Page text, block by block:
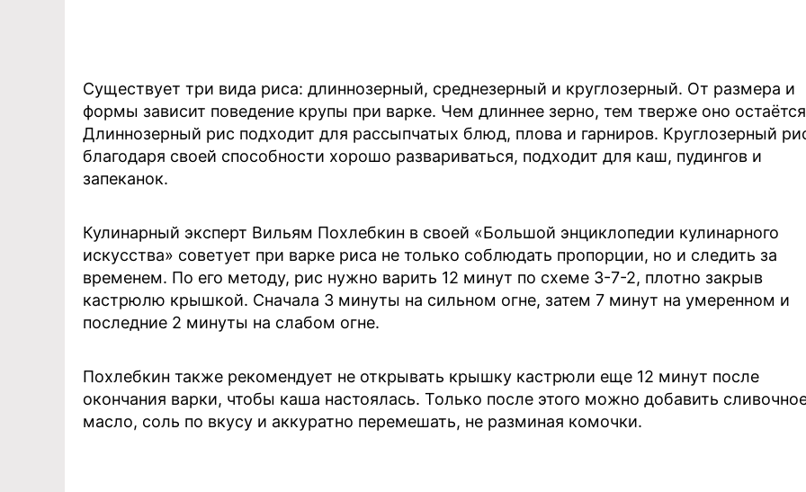
Существует три вида риса: длиннозерный, среднезерный и круглозерный. От размера и
формы зависит поведение крупы при варке. Чем длиннее зерно, тем тверже оно
Длиннозерный рис подходит для рассыпчатых блюд, плова и гарниров. Круглозерный
благодаря своей способности хорошо развариваться, подходит для каш, пудингов и
запеканок.
Кулинарный эксперт Вильям Похлебкин в своей «Большой энциклопедии кулинарного
искусства» советует при варке риса не только соблюдать пропорции, но и следить за
временем. По его методу, рис нужно варить 12 минут по схеме 3-7-2, плотно закрыв
кастрюлю крышкой. Сначала 3 минуты на сильном огне, затем 7 минут на умеренном и
последние 2 минуты на слабом огне.
Похлебкин также рекомендует не открывать крышку кастрюли еще 12 минут после
окончания варки, чтобы каша настоялась. Только после этого можно добавить
масло, соль по вкусу и аккуратно перемешать, не разминая комочки.